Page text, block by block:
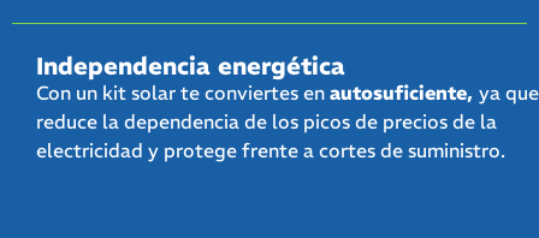
Independencia energética
Con un kit solar te conviertes en autosuficiente, ya que
reduce la dependencia de los picos de precios de la
electricidad y protege frente a cortes de suministro.